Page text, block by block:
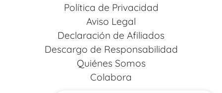
Política de Privacidad
Aviso Legal
Declaración de Afiliados
Descargo de Responsabilidad
Quiénes Somos
Colabora